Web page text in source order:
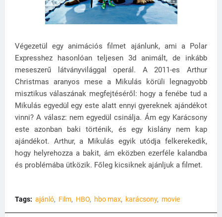
Végezetül egy animációs filmet ajánlunk, ami a Polar
Expresshez hasonlóan teljesen 3d animált, de inkább
meseszerű látványvilággal operál. A 2011-es Arthur
Christmas aranyos mese a Mikulás körüli legnagyobb
misztikus válaszának megfejtéséről: hogy a fenébe tud a
Mikulás egyedül egy este alatt ennyi gyereknek ajándékot
vinni? A válasz: nem egyedül csinálja. Ám egy Karácsony
este azonban baki történik, és egy kislány nem kap
ajándékot. Arthur, a Mikulás egyik utódja felkerekedik,
hogy helyrehozza a bakit, ám eközben ezerféle kalandba
és problémába ütközik. Főleg kicsiknek ajánljuk a filmet.
Tags: ajánló Film HBO hbo max karácsony movie